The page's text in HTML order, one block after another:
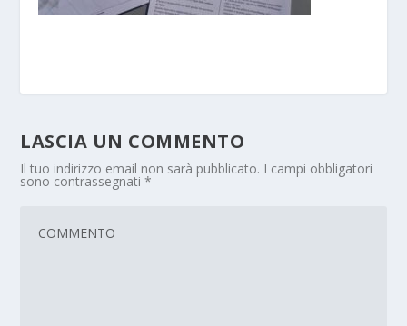
LASCIA UN COMMENTO
Il tuo indirizzo email non sarà pubblicato. I campi obbligatori
sono contrassegnati*